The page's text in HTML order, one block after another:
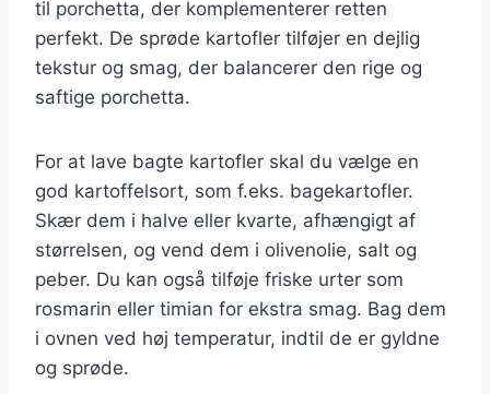
til porchetta, der komplementerer retten
perfekt. De sprøde kartofler tilføjer en dejlig
tekstur og smag, der balancerer den rige og
saftige porchetta.
For at lave bagte kartofler skal du vælge en
god kartoffelsort, som f.eks. bagekartofler.
Skær dem i halve eller kvarte, afhængigt af
størrelsen, og vend dem i olivenolie, salt og
peber. Du kan også tilføje friske urter som
rosmarin eller timian for ekstra smag. Bag dem
i ovnen ved høj temperatur, indtil de er gyldne
og sprøde.